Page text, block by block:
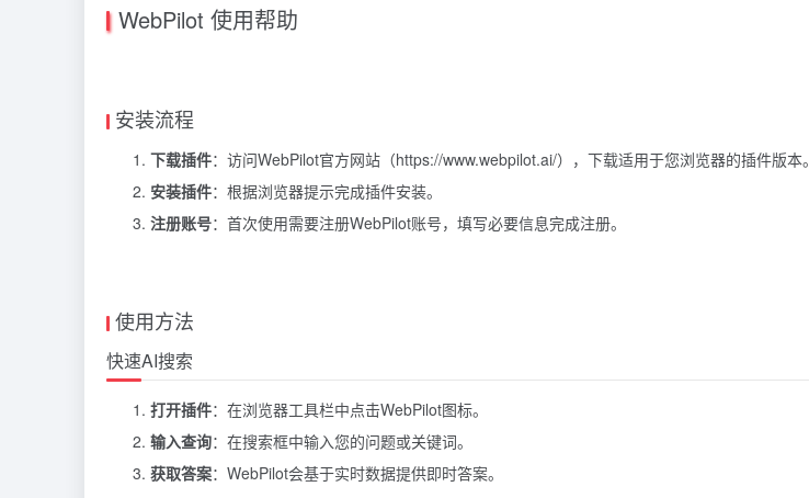
WebPilot 使用帮助
安装流程
下载插件：访问WebPilot官方网站（https://www.webpilot.ai/），下载适用于您浏览器的插件版本。
安装插件：根据浏览器提示完成插件安装。
注册账号：首次使用需要注册WebPilot账号，填写必要信息完成注册。
使用方法
快速AI搜索
打开插件：在浏览器工具栏中点击WebPilot图标。
输入查询：在搜索框中输入您的问题或关键词。
获取答案：WebPilot会基于实时数据提供即时答案。